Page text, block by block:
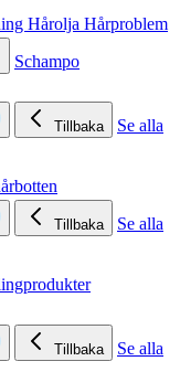
Hårolja Hårproblem
Schampo
Tillbaka
Se alla
Tillbaka
Se alla
Tillbaka
Se alla